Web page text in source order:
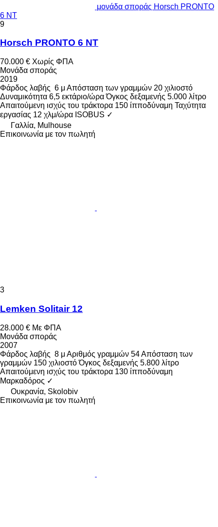
μονάδα σποράς Horsch PRONTO
6 NT
9
Horsch PRONTO 6 NT
70.000 € Χωρίς ΦΠΑ
Μονάδα σποράς
2019
Φάρδος λαβής 6 μ Απόσταση των γραμμών 20 χιλιοστό
Δυναμικότητα 6,5 εκτάριο/ώρα Όγκος δεξαμενής 5.000 λίτρο
Απαιτούμενη ισχύς του τράκτορα 150 ίπποδύναμη Ταχύτητα
εργασίας 12 χλμ/ώρα ISOBUS ✓
Γαλλία, Mulhouse
Επικοινωνία με τον πωλητή
3
Lemken Solitair 12
28.000 € Με ΦΠΑ
Μονάδα σποράς
2007
Φάρδος λαβής 8 μ Αριθμός γραμμών 54Απόσταση των
γραμμών 150 χιλιοστό Όγκος δεξαμενής 5.800 λίτρο
Απαιτούμενη ισχύς του τράκτορα 130 ίπποδύναμη
Μαρκαδόρος ✓
Ουκρανία, Skolobiv
Επικοινωνία με τον πωλητή